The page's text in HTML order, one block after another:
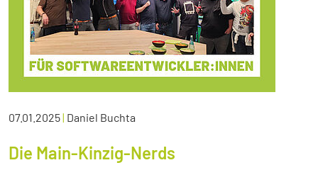
07.01.2025| Daniel Buchta
Die Main-Kinzig-Nerds